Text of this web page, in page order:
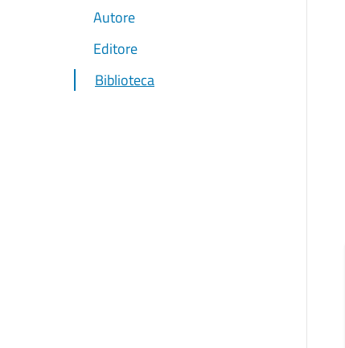
Autore
Editore
Biblioteca